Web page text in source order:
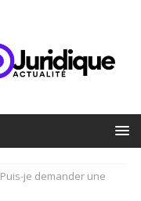
Puis-je demander une